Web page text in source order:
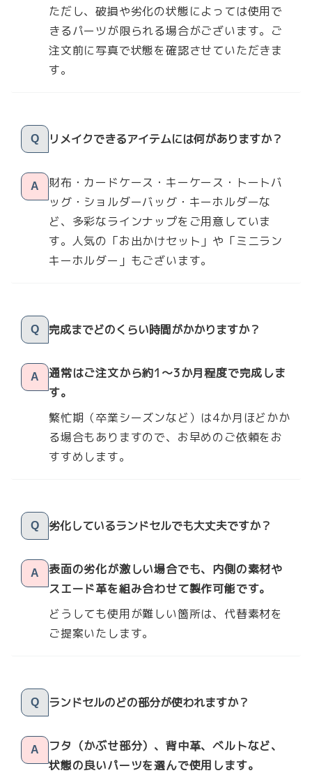
ただし、破損や劣化の状態によっては使用で
きるパーツが限られる場合がございます。ご
注文前に写真で状態を確認させていただきま
す。
Q リメイクできるアイテムには何がありますか？
A
財布・カードケース・キーケース・トートバ
ッグ・ショルダーバッグ・キーホルダーな
ど、多彩なラインナップをご用意していま
す。人気の「お出かけセット」や「ミニラン
キーホルダー」もございます。
Q 完成までどのくらい時間がかかりますか？
A
通常はご注文から約1〜3か月程度で完成しま
す。
繁忙期（卒業シーズンなど）は4か月ほどかか
る場合もありますので、お早めのご依頼をお
すすめします。
Q 劣化しているランドセルでも大丈夫ですか？
A
表面の劣化が激しい場合でも、内側の素材や
スエード革を組み合わせて製作可能です。
どうしても使用が難しい箇所は、代替素材を
ご提案いたします。
Q ランドセルのどの部分が使われますか？
A
フタ（かぶせ部分）、背中革、ベルトなど、
状態の良いパーツを選んで使用します。